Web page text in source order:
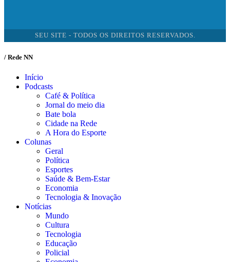
SEU SITE - TODOS OS DIREITOS RESERVADOS.
/ Rede NN
Início
Podcasts
Café & Política
Jornal do meio dia
Bate bola
Cidade na Rede
A Hora do Esporte
Colunas
Geral
Política
Esportes
Saúde & Bem-Estar
Economia
Tecnologia & Inovação
Notícias
Mundo
Cultura
Tecnologia
Educação
Policial